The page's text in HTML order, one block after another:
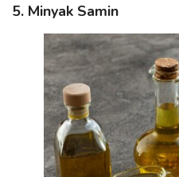
5. Minyak Samin